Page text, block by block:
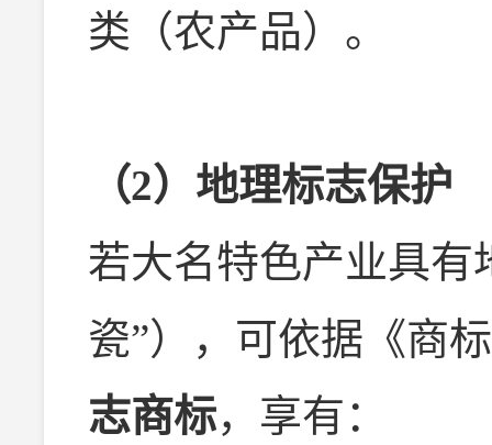
类（农产品）。
（2）地理标志保护
若大名特色产业具有
瓷”），可依据《商
志商标，享有：